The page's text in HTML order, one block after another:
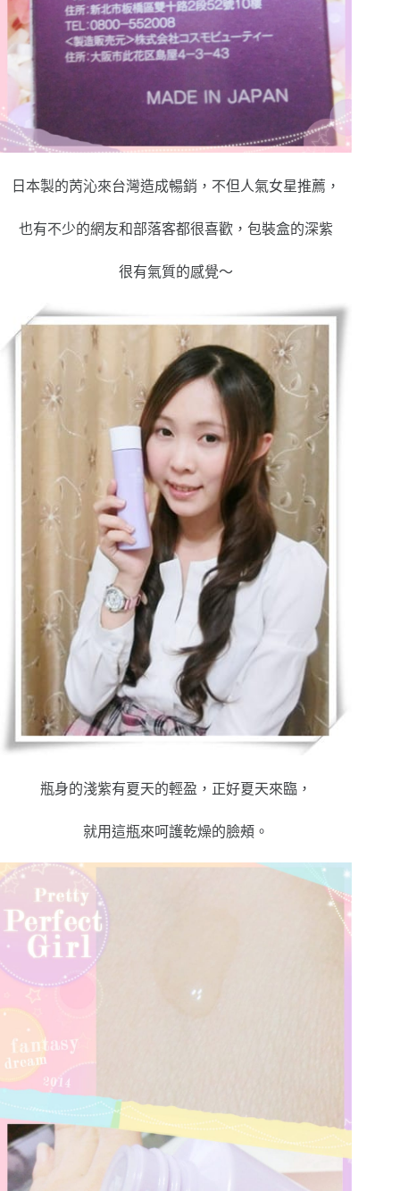
日本製的苪沁來台灣造成暢銷，不但人氣女星推薦，
也有不少的網友和部落客都很喜歡，包裝盒的深紫
很有氣質的感覺～
瓶身的淺紫有夏天的輕盈，正好夏天來臨，
就用這瓶來呵護乾燥的臉頰。